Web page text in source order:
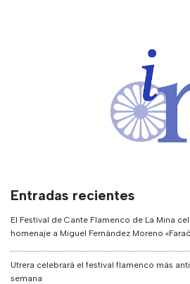
Entradas recientes
El Festival de Cante Flamenco de La Mina
homenaje a Miguel Fernández Moreno
Utrera celebrará el festival flamenco más
semana